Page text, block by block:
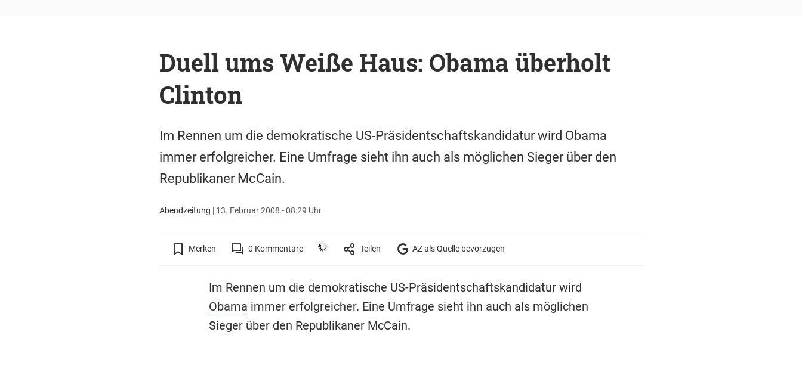
Duell ums Weiße Haus: Obama überholt
Clinton
Im Rennen um die demokratische US-Präsidentschaftskandidatur wird Obama
immer erfolgreicher. Eine Umfrage sieht ihn auch als möglichen Sieger über den
Republikaner McCain.
Abendzeitung | 13. Februar 2008 - 08:29 Uhr
Merken 0 Kommentare Teilen AZ als Quelle bevorzugen
Im Rennen um die demokratische US-Präsidentschaftskandidatur wird
Obama immer erfolgreicher. Eine Umfrage sieht ihn auch als möglichen
Sieger über den Republikaner McCain.